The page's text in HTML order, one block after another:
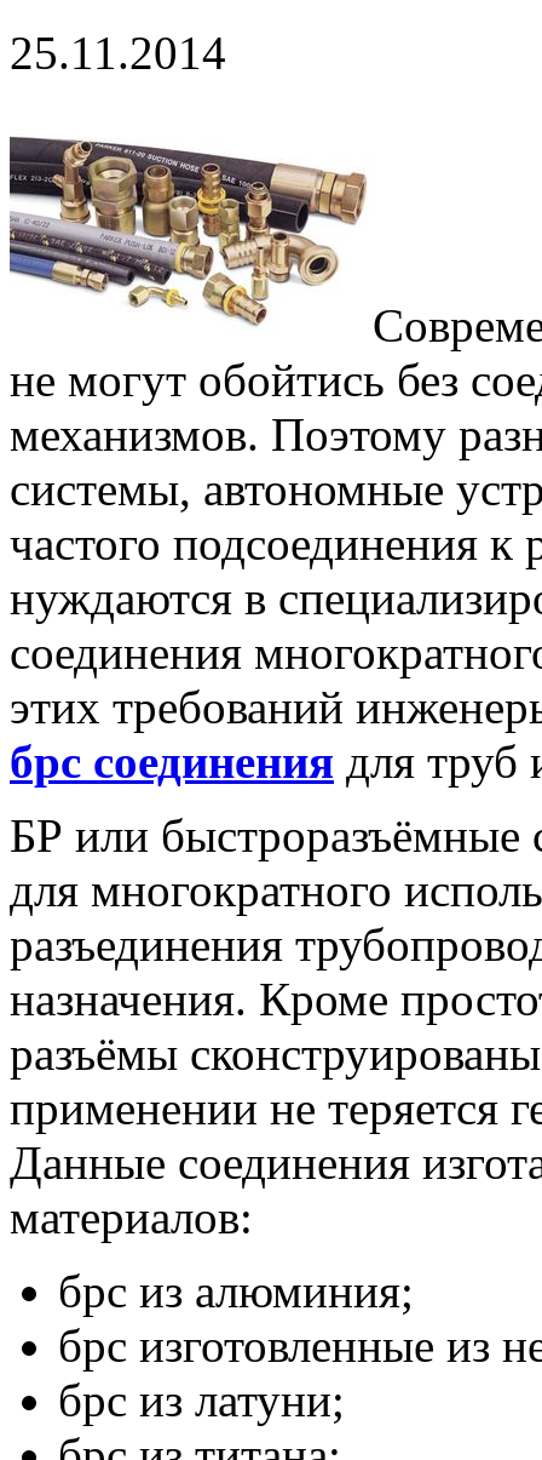
25.11.2014
не могут обойтись без
механизмов. Поэтому
системы, автономные
частого подсоединения
нуждаются в
соединения
этих требований
брс соединения для труб
БР или быстроразъёмные
для многократного
разъединения
назначения. Кроме
разъёмы
применении не теряется
Данные соединения
материалов:
брс из алюминия;
брс изготовленные из
брс из латуни;